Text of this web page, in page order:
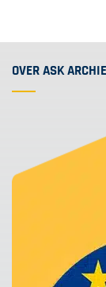
OVER ASK